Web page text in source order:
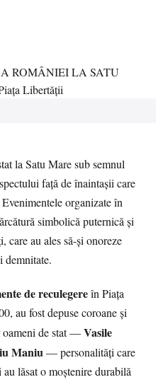
la Satu Mare sub semnul
față de înaintașii care
organizate în
simbolică puternică și
care au ales să-și onoreze
demnitate.
de reculegereîn Piața
au fost depuse coroane și
oameni de stat —Vasile
Maniu— personalități care
lăsat o moștenire durabilă